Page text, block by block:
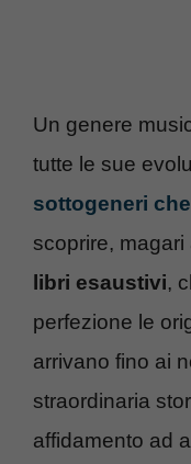
Un genere
tutte le sue
sottogeneri
scoprire, magari
libri esaustivi,
perfezione le
arrivano fino ai
straordinaria
affidamento ad